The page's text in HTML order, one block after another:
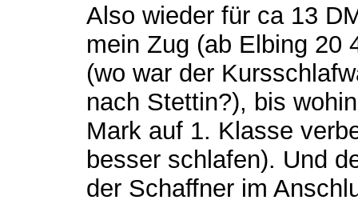
Also wieder für ca 13
mein Zug (ab Elbing 20
(wo war der
nach Stettin?), bis
Mark auf 1. Klasse
besser schlafen). Und
der Schaffner im